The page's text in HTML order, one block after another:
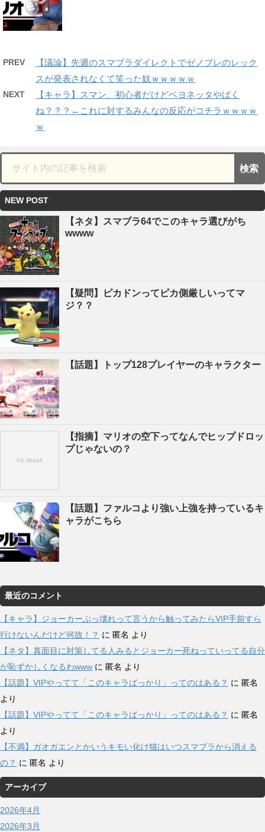
PREV
【議論】先週のスマブラダイレクトでゼノブレのレック
スが発表されなくて笑った奴ｗｗｗｗｗ
NEXT
【キャラ】スマン、初心者だけどベヨネッタやばく
ね？？？←これに対するみんなの反応がコチラｗｗｗｗ
ｗ
NEW POST
【ネタ】スマブラ64でこのキャラ選びがち
wwww
【疑問】ピカドンってピカ側厳しいってマ
ジ？？
【話題】トップ128プレイヤーのキャラクター
【指摘】マリオの空下ってなんでヒップドロッ
プじゃないの？
【話題】ファルコより強い上強を持っているキ
ャラがこちら
最近のコメント
【キャラ】ジョーカーぶっ壊れって言うから触ってみたらVIP手前すら
行けないんだけど何故！？ に 匿名 より
【ネタ】真面目に対策してる人みるとジョーカー死ねっていってる自分
が恥ずかしくなるわwww に 匿名 より
【話題】VIPやってて「このキャラばっかり」ってのはある？ に 匿名
より
【話題】VIPやってて「このキャラばっかり」ってのはある？ に 匿名
より
【不満】ガオガエンとかいうキモい化け猫はいつスマブラから消える
の？ に 匿名 より
アーカイブ
2026年4月
2026年3月